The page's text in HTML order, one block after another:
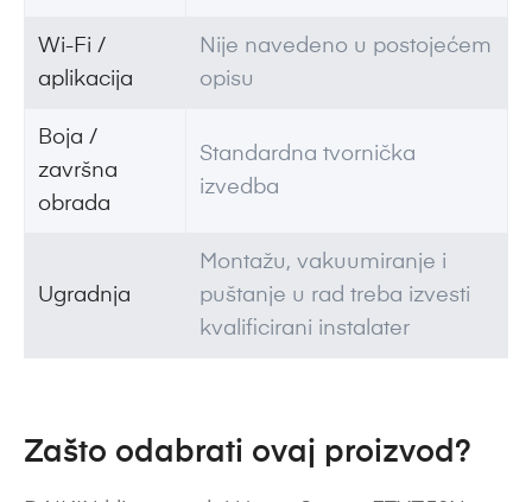
Wi-Fi /
aplikacija
Nije navedeno u postojećem
opisu
Boja /
završna
obrada
Standardna tvornička
izvedba
Ugradnja
Montažu, vakuumiranje i
puštanje u rad treba izvesti
kvalificirani instalater
Zašto odabrati ovaj proizvod?